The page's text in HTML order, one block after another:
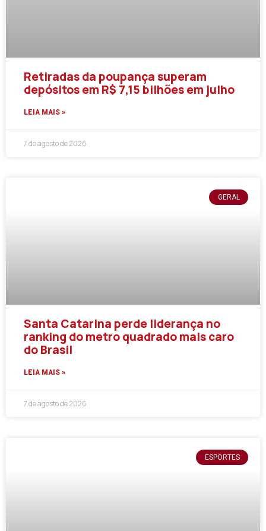
Retiradas da poupança superam
depósitos em R$ 7,15 bilhões em julho
LEIA MAIS »
7 de agosto de 2026
GERAL
Santa Catarina perde liderança no
ranking do metro quadrado mais caro
do Brasil
LEIA MAIS »
7 de agosto de 2026
ESPORTES